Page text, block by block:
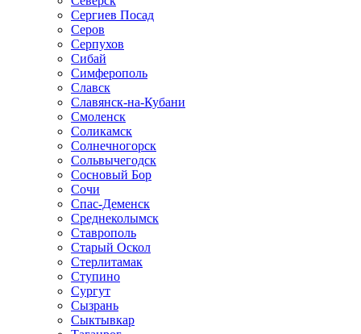
Сергиев Посад
Серов
Серпухов
Сибай
Симферополь
Славск
Славянск-на-Кубани
Смоленск
Соликамск
Солнечногорск
Сольвычегодск
Сосновый Бор
Сочи
Спас-Деменск
Среднеколымск
Ставрополь
Старый Оскол
Стерлитамак
Ступино
Сургут
Сызрань
Сыктывкар